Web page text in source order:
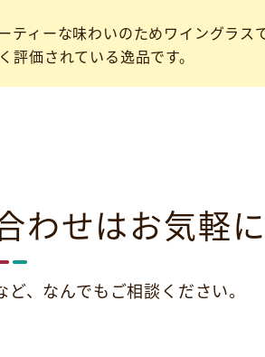
ィーな味わいのためワイングラス
価されている逸品です。
わせはお気軽に
、 なんでもご相談ください。